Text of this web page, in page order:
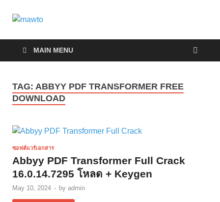
MAWTO
ลิงค์
MAIN MENU
TAG: ABBYY PDF TRANSFORMER FREE
DOWNLOAD
ซอฟต์แวร์เอกสาร
Abbyy PDF Transformer Full Crack
16.0.14.7295 โหลด + Keygen
May 10, 2024 - by admin